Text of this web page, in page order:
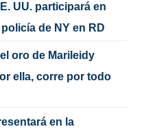
UU. participará en
de NY en RD
oro de Marileidy
ella, corre por todo
en la